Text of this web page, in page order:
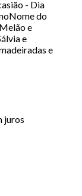
- Dia
do
e
e
e
juros